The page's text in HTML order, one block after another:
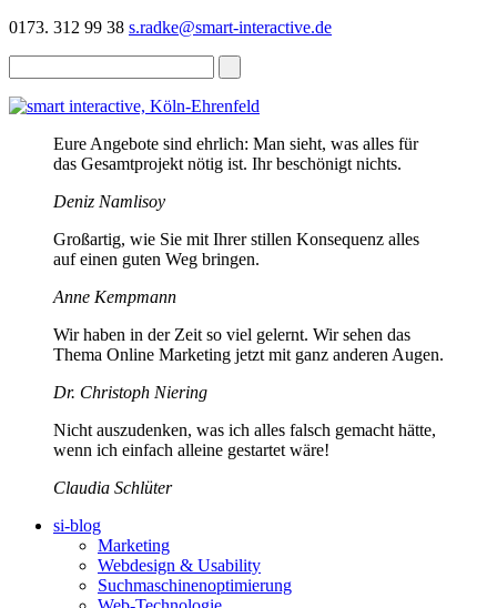
0173. 312 99 38 s.radke@smart-interactive.de
Eure Angebote sind ehrlich: Man sieht, was alles für
das Gesamtprojekt nötig ist. Ihr beschönigt nichts.
Deniz Namlisoy
Großartig, wie Sie mit Ihrer stillen Konsequenz alles
auf einen guten Weg bringen.
Anne Kempmann
Wir haben in der Zeit so viel gelernt. Wir sehen das
Thema Online Marketing jetzt mit ganz anderen Augen.
Dr. Christoph Niering
Nicht auszudenken, was ich alles falsch gemacht hätte,
wenn ich einfach alleine gestartet wäre!
Claudia Schlüter
si-blog
Marketing
Webdesign & Usability
Suchmaschinenoptimierung